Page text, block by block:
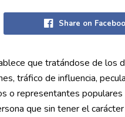
Share on
que tratándose de los
tráfico de influencia,
o representantes
que sin tener el